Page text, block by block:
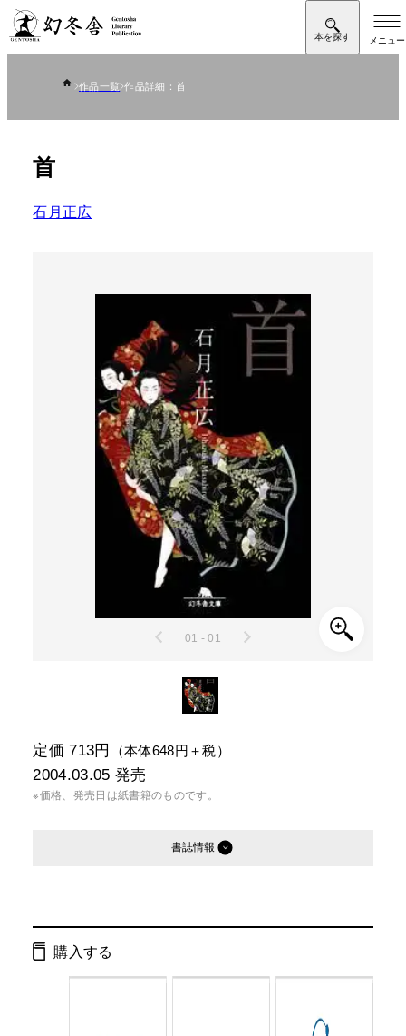
作品一覧 作品詳細：首
首
石月正広
01 - 01
定価 713円 （本体648円＋税）
2004.03.05 発売
※価格、発売日は紙書籍のものです。
書誌情報
ISBN： 9784344404960
購入する